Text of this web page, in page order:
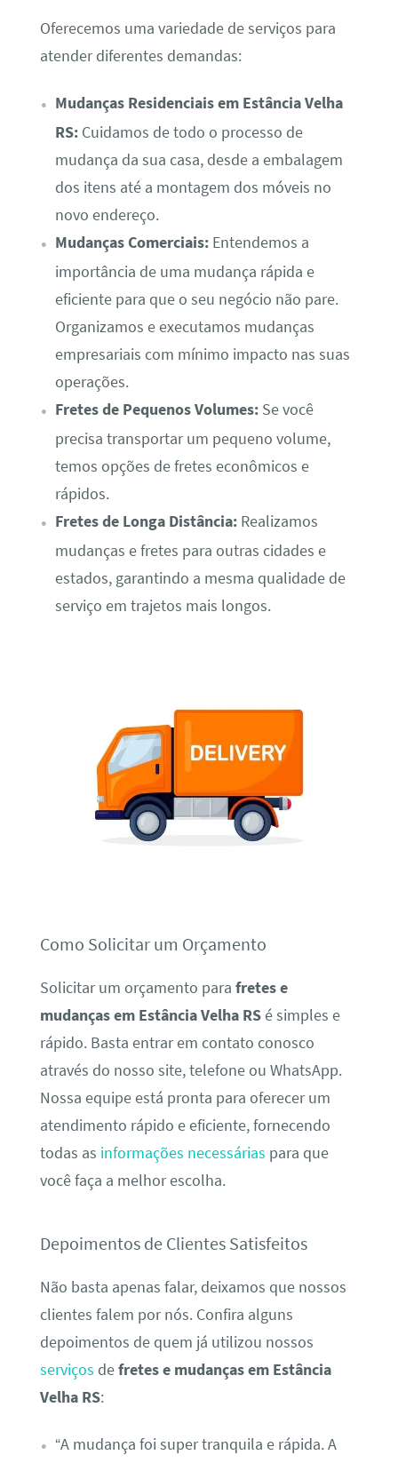
Oferecemos uma variedade de serviços para
atender diferentes demandas:
Mudanças Residenciais em Estância Velha
RS:Cuidamos de todo o processo de
mudança da sua casa, desde a embalagem
dos itens até a montagem dos móveis no
novo endereço.
Mudanças Comerciais:Entendemos a
importância de uma mudança rápida e
eficiente para que o seu negócio não pare.
Organizamos e executamos mudanças
empresariais com mínimo impacto nas suas
operações.
Fretes de Pequenos Volumes:Se você
precisa transportar um pequeno volume,
temos opções de fretes econômicos e
rápidos.
Fretes de Longa Distância:Realizamos
mudanças e fretes para outras cidades e
estados, garantindo a mesma qualidade de
serviço em trajetos mais longos.
Como Solicitar um Orçamento
Solicitar um orçamento para fretes e
mudanças em Estância Velha RSé simples e
rápido. Basta entrar em contato conosco
através do nosso site, telefone ou WhatsApp.
Nossa equipe está pronta para oferecer um
atendimento rápido e eficiente, fornecendo
todas as informações necessárias para que
você faça a melhor escolha.
Depoimentos de Clientes Satisfeitos
Não basta apenas falar, deixamos que nossos
clientes falem por nós. Confira alguns
depoimentos de quem já utilizou nossos
serviços defretes e mudanças em Estância
Velha RS:
“A mudança foi super tranquila e rápida. A